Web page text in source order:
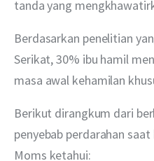
tanda yang
Berdasarkan penelitian
Serikat, 30% ibu hamil
masa awal kehamilan
Berikut dirangkum dari
penyebab perdarahan
Moms ketahui: